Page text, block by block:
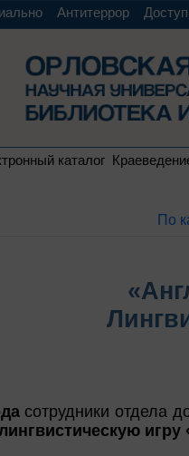
Антитеррор
каталог
По
сотрудники отдела